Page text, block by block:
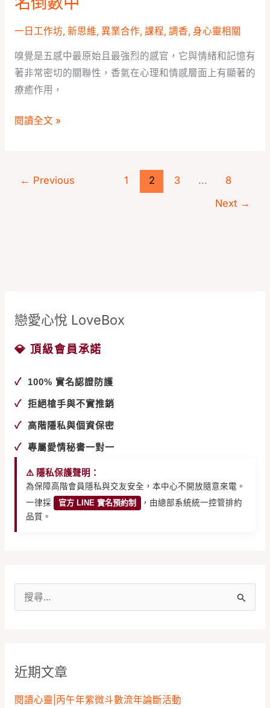
創
意
精
油
香
教
一日工作坊, 新思維, 異業合作, 課程, 調香, 身心靈相關
嗅覺是五感中最原始且最強烈的感官，它與情緒和記憶有
著非常密切的關聯性，香氣在心理和情感層面上有顯著的
療癒作用，
齋
｜
覺
式
創
意
香
閱讀全文 »
← Previous 1 2 3 ...
8
Next →
戀愛心悅 LoveBox
💎 頂級會員承諾
✓ 100% 實名認證防護
✓ 拒絕槍手與不實推銷
✓ 高階隱私與個資保密
✓ 專屬愛情秘書一對一
⚠️ 隱私保護聲明：
為保障高階會員隱私與交友安全，本中心不開放隨意來電。
一律採
官方 LINE 實名預約制
，由總部系統統一控管排約
品質。
字
:
近期文章
閱讀心靈|丙午年紫微斗數流年論斷活動